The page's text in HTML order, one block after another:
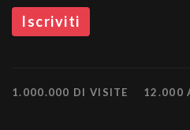
1.000.000 DI VISITE 12.000